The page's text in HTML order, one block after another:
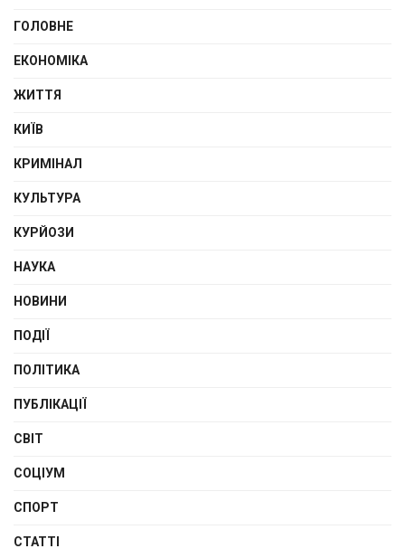
ГОЛОВНЕ
ЕКОНОМІКА
ЖИТТЯ
КИЇВ
КРИМІНАЛ
КУЛЬТУРА
КУРЙОЗИ
НАУКА
НОВИНИ
ПОДІЇ
ПОЛІТИКА
ПУБЛІКАЦІЇ
СВІТ
СОЦІУМ
СПОРТ
СТАТТІ